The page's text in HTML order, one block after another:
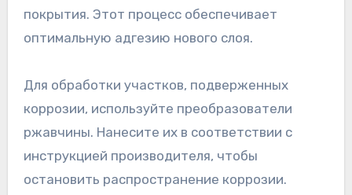
покрытия. Этот процесс обеспечивает
оптимальную адгезию нового слоя.
Для обработки участков, подверженных
коррозии, используйте преобразователи
ржавчины. Нанесите их в соответствии с
инструкцией производителя, чтобы
остановить распространение коррозии.